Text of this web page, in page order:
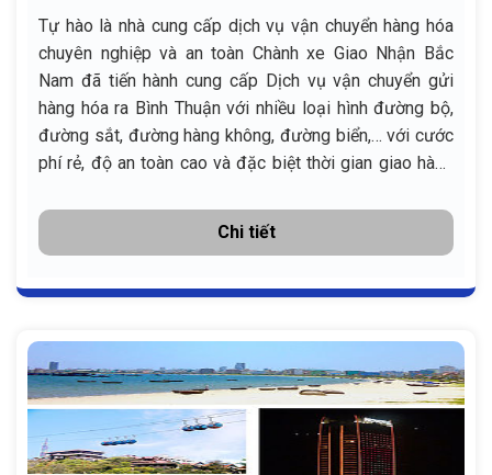
Tự hào là nhà cung cấp dịch vụ vận chuyển hàng hóa
chuyên nghiệp và an toàn Chành xe Giao Nhận Bắc
Nam đã tiến hành cung cấp Dịch vụ vận chuyển gửi
hàng hóa ra Bình Thuận với nhiều loại hình đường bộ,
đường sắt, đường hàng không, đường biển,… với cước
phí rẻ, độ an toàn cao và đặc biệt thời gian giao hàng
Chi tiết